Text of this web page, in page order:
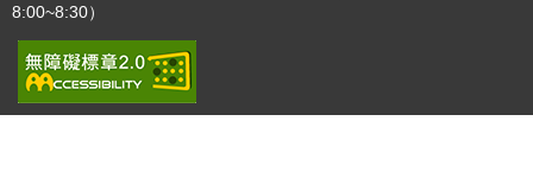
8:00~8:30）